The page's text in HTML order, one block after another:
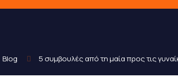
Blog 5 συμβουλές από τη μαία προς τις